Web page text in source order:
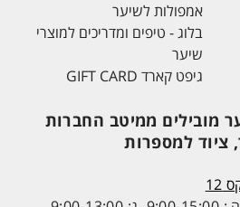
אמפולות לשיער
בלוג - טיפים ומדריכים למוצרי
שיער
גיפט קארד GIFT CARD
מובילים ממיטב החברות
ציוד למספרות